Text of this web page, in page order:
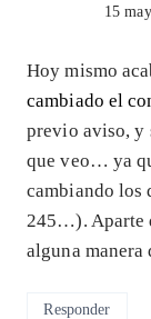
15
Hoy mismo
cambiado el
previo aviso, y
que veo… ya
cambiando los
245…). Aparte
alguna
Responder